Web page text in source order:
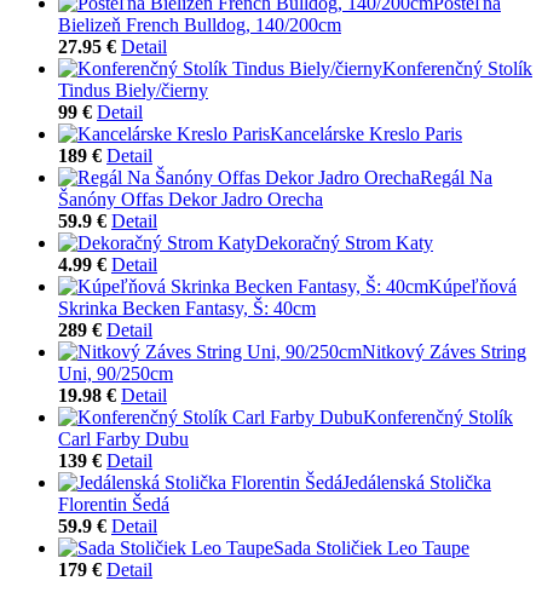
Bielizeň French Bulldog, 140/200cm
27.95 € Detail
Konferenčný Stolík
Tindus Biely/čierny
99 € Detail
Kancelárske Kreslo Paris
189 € Detail
Regál Na
Šanóny Offas Dekor Jadro Orecha
59.9 € Detail
Dekoračný Strom Katy
4.99 € Detail
Kúpeľňová
Skrinka Becken Fantasy, Š: 40cm
289 € Detail
Nitkový Záves String
Uni, 90/250cm
19.98 € Detail
Konferenčný Stolík
Carl Farby Dubu
139 € Detail
Jedálenská Stolička
Florentin Šedá
59.9 € Detail
Sada Stoličiek Leo Taupe
179 € Detail